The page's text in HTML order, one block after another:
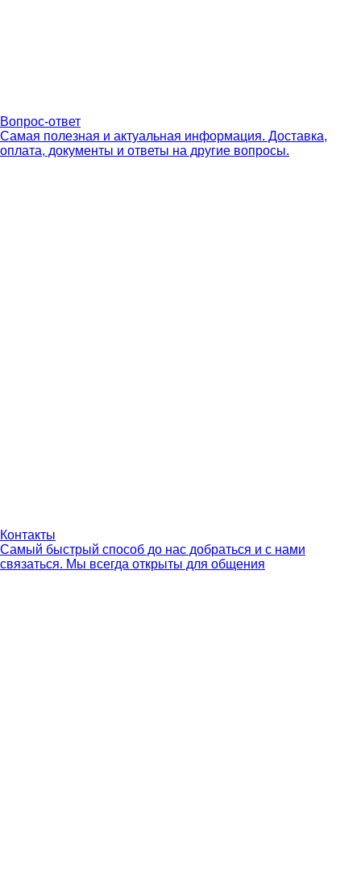
Вопрос-ответ
Самая полезная и актуальная информация. Доставка,
оплата, документы и ответы на другие вопросы.
Контакты
Самый быстрый способ до нас добраться и с нами
связаться. Мы всегда открыты для общения